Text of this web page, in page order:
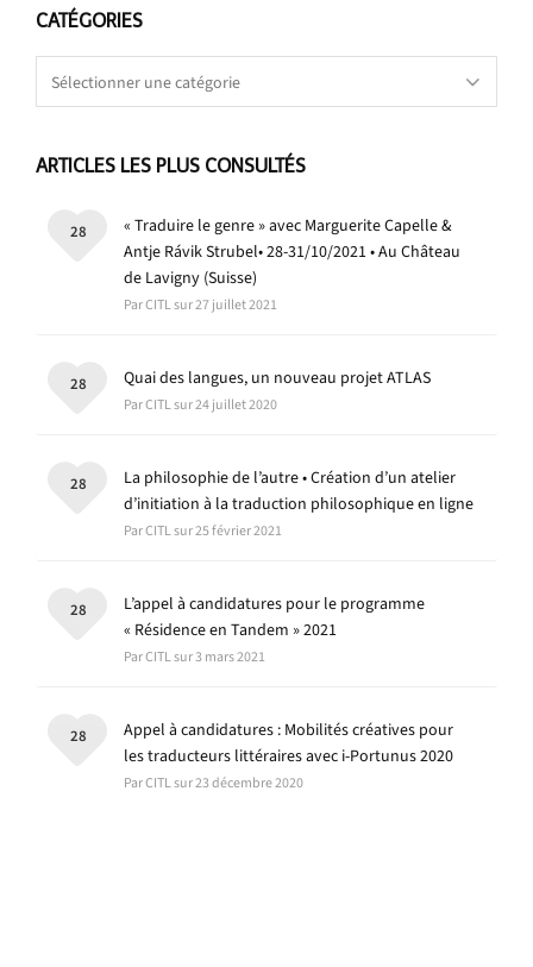
CATÉGORIES
ARTICLES LES PLUS CONSULTÉS
« Traduire le genre » avec Marguerite Capelle &
Antje Rávik Strubel• 28-31/10/2021 • Au Château
de Lavigny (Suisse)
Par CITL sur 27 juillet 2021
28
Quai des langues, un nouveau projet ATLAS
Par CITL sur 24 juillet 2020
28
La philosophie de l’autre • Création d’un atelier
d’initiation à la traduction philosophique en ligne
Par CITL sur 25 février 2021
28
L’appel à candidatures pour le programme
« Résidence en Tandem » 2021
Par CITL sur 3 mars 2021
28
Appel à candidatures : Mobilités créatives pour
les traducteurs littéraires avec i-Portunus 2020
Par CITL sur 23 décembre 2020
28